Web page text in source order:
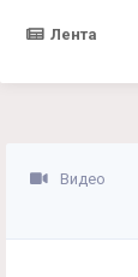
Лента
Видео